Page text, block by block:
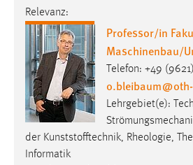
Relevanz:
Professor/in
Maschinenbau/
Telefon: +49
o.bleibaum@
Lehrgebiet(e):
der Kunststofftechnik, Rheologie,
Informatik
Plattformen anzeigen zu können,
externen Medien Cookies gesetzt.
YouTube
Vimeo